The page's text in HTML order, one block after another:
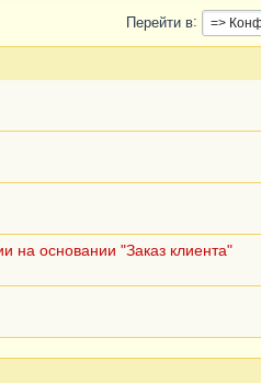
Перейти в
на основании "Заказ клиента"